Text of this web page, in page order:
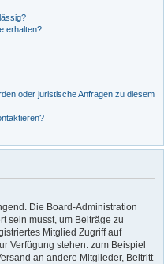
erhalten?
oder juristische Anfragen zu diesem
Die Board-Administration
sein musst, um Beiträge zu
Mitglied Zugriff auf
Verfügung stehen: zum Beispiel
an andere Mitglieder, Beitritt